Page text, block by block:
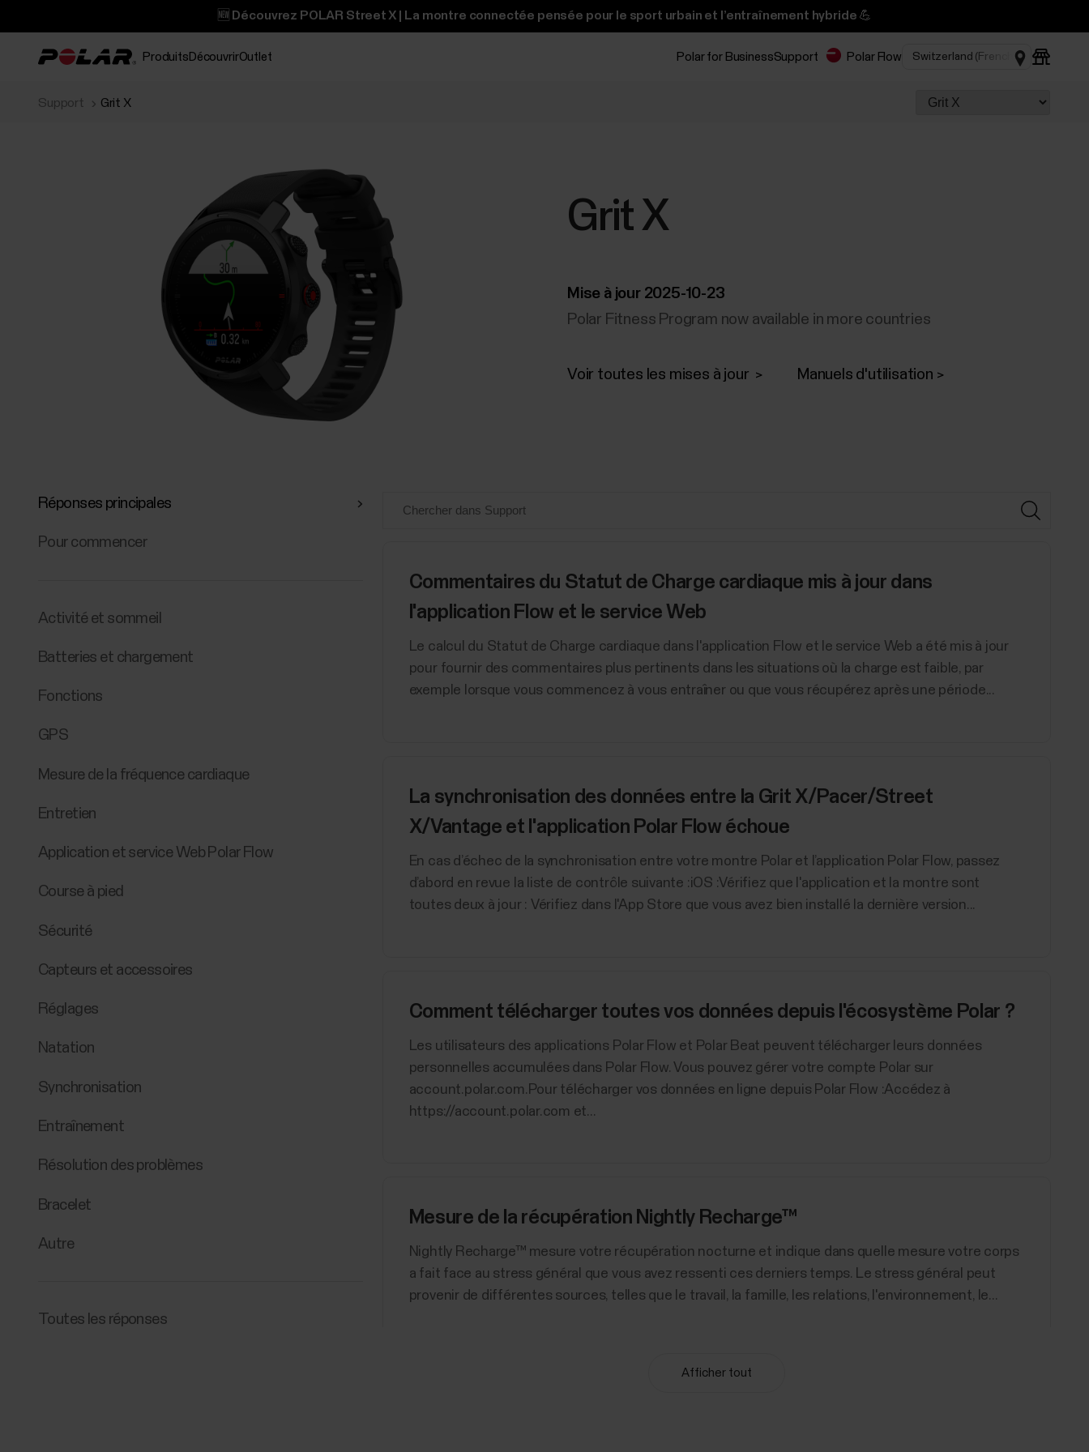
🆕 Découvrez POLAR Street X | La montre connectée pensée pour le sport urbain et l’entraînement hybride 💪
Produits DécouvrirOutlet Polar for BusinessSupport Polar Flow
Support Grit X
Grit X
Mise à jour 2025-10-23
Polar Fitness Program now available in more countries
Voir toutes les mises à jour Manuels d'utilisation
Réponses principales
Pour commencer
Activité et sommeil
Batteries et chargement
Fonctions
GPS
Mesure de la fréquence cardiaque
Entretien
Application et service Web Polar Flow
Course à pied
Sécurité
Capteurs et accessoires
Réglages
Natation
Synchronisation
Entraînement
Résolution des problèmes
Bracelet
Autre
Toutes les réponses
Commentaires du Statut de Charge cardiaque mis à jour dans
l'application Flow et le service Web
Le calcul du Statut de Charge cardiaque dans l'application Flow et le service Web a été mis à jour
pour fournir des commentaires plus pertinents dans les situations où la charge est faible, par
exemple lorsque vous commencez à vous entraîner ou que vous récupérez après une période...
La synchronisation des données entre la Grit X/Pacer/Street
X/Vantage et l'application Polar Flow échoue
En cas d’échec de la synchronisation entre votre montre Polar et l’application Polar Flow, passez
d’abord en revue la liste de contrôle suivante :iOS :Vérifiez que l'application et la montre sont
toutes deux à jour : Vérifiez dans l'App Store que vous avez bien installé la dernière version...
Comment télécharger toutes vos données depuis l'écosystème Polar ?
Les utilisateurs des applications Polar Flow et Polar Beat peuvent télécharger leurs données
personnelles accumulées dans Polar Flow. Vous pouvez gérer votre compte Polar sur
account.polar.com.Pour télécharger vos données en ligne depuis Polar Flow :Accédez à
https://account.polar.com et...
Mesure de la récupération Nightly Recharge™
​Nightly Recharge™ mesure votre récupération nocturne et indique dans quelle mesure votre corps
a fait face au stress général que vous avez ressenti ces derniers temps. Le stress général peut
provenir de différentes sources, telles que le travail, la famille, les relations, l'environnement, le...
Afficher tout